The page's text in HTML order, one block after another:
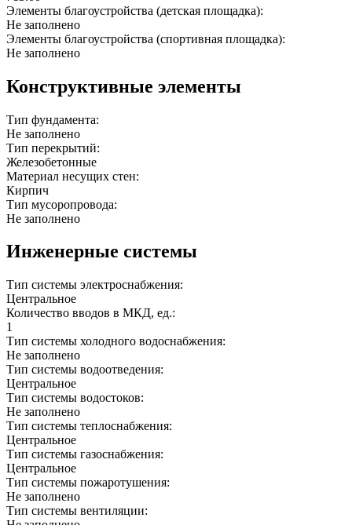
Элементы благоустройства (детская площадка):
Не заполнено
Элементы благоустройства (спортивная площадка):
Не заполнено
Конструктивные элементы
Тип фундамента:
Не заполнено
Тип перекрытий:
Железобетонные
Материал несущих стен:
Кирпич
Тип мусоропровода:
Не заполнено
Инженерные системы
Тип системы электроснабжения:
Центральное
Количество вводов в МКД, ед.:
1
Тип системы холодного водоснабжения:
Не заполнено
Тип системы водоотведения:
Центральное
Тип системы водостоков:
Не заполнено
Тип системы теплоснабжения:
Центральное
Тип системы газоснабжения:
Центральное
Тип системы пожаротушения:
Не заполнено
Тип системы вентиляции: